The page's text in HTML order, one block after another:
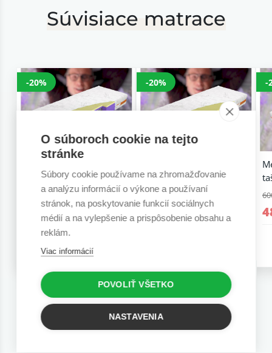
Súvisiace matrace
-20%
taštičkový 26 cm
677,07 €
541,66 €
6 r. záruka
-20%
26 cm
677,07 €
541,66 €
-
O súboroch cookie na tejto
stránke
Súbory cookie používame na zhromažďovanie
a analýzu informácií o výkone a používaní
stránok, na poskytovanie funkcií sociálnych
médií a na vylepšenie a prispôsobenie obsahu a
reklám.
Viac informácií
POVOLIŤ VŠETKO
NASTAVENIA